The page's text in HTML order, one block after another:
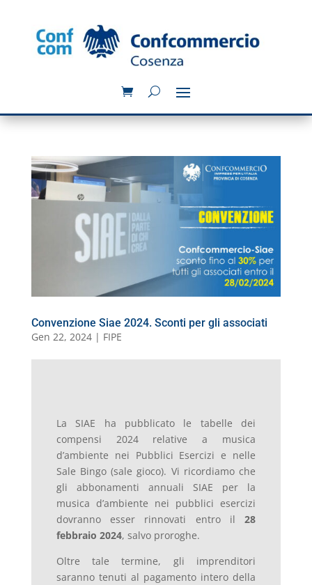
Convenzione Siae 2024. Sconti per gli associati
Gen 22, 2024| FIPE
La SIAE ha pubblicato le tabelle dei
compensi 2024 relative a musica
d’ambiente nei Pubblici Esercizi e nelle
Sale Bingo (sale gioco). Vi ricordiamo che
gli abbonamenti annuali SIAE per la
musica d’ambiente nei pubblici esercizi
dovranno esser rinnovati entro il28
febbraio 2024, salvo proroghe.
Oltre tale termine, gli imprenditori
saranno tenuti al pagamento intero della